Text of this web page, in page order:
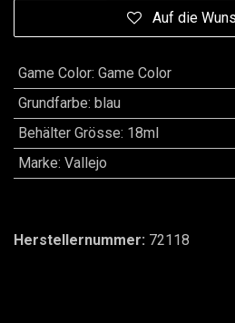
Auf die
Game Color: Game Color
Grundfarbe: blau
Behälter Grösse: 18ml
Marke: Vallejo
Herstellernummer: 72118